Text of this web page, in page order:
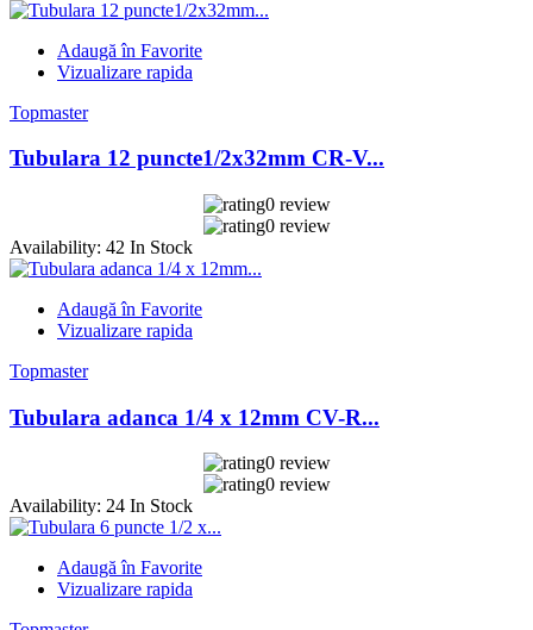
Adaugă în Favorite
Vizualizare rapida
Topmaster
Tubulara 12 puncte1/2x32mm CR-V...
0 review
0 review
Availability: 42 In Stock
Adaugă în Favorite
Vizualizare rapida
Topmaster
Tubulara adanca 1/4 x 12mm CV-R...
0 review
0 review
Availability: 24 In Stock
Adaugă în Favorite
Vizualizare rapida